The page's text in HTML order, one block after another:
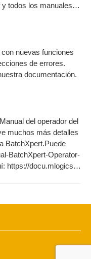
todos los manuales
nuevas funciones
de errores.
documentación.
del operador del
muchos más detalles
BatchXpert.Puede
BatchXpert-Operator-
https://docu.mlogics-